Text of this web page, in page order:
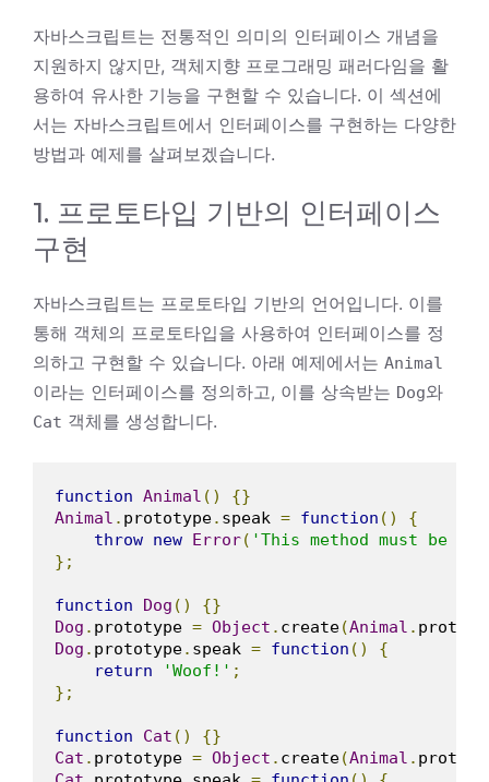
자바스크립트는 전통적인 의미의 인터페이스 개념을
지원하지 않지만, 객체지향 프로그래밍 패러다임을 활
용하여 유사한 기능을 구현할 수 있습니다. 이 섹션에
서는 자바스크립트에서 인터페이스를 구현하는 다양한
방법과 예제를 살펴보겠습니다.
1. 프로토타입 기반의 인터페이스
구현
자바스크립트는 프로토타입 기반의 언어입니다. 이를
통해 객체의 프로토타입을 사용하여 인터페이스를 정
의하고 구현할 수 있습니다. 아래 예제에서는 Animal
이라는 인터페이스를 정의하고, 이를 상속받는 Dog와
Cat 객체를 생성합니다.
function Animal ()
{}
Animal . prototype. speak = function ()
{
throw new Error( 'This method must be
};
function Dog ()
{}
Dog . prototype = Object . create(Animal .
Dog . prototype. speak = function ()
{
return
'Woof!' ;
};
function Cat ()
{}
Cat . prototype = Object . create(Animal .